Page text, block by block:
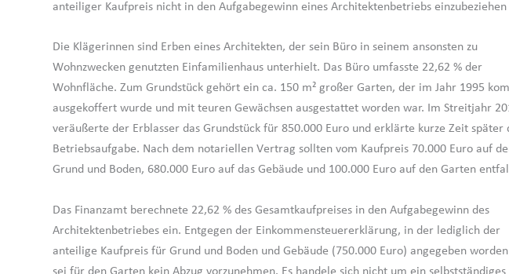
anteiliger Kaufpreis nicht in den Aufgabegewinn eines Architektenbetriebs einzubeziehen
Die Klägerinnen sind Erben eines Architekten, der sein Büro in seinem ansonsten zu
Wohnzwecken genutzten Einfamilienhaus unterhielt. Das Büro umfasste 22,62 % der
Wohnfläche. Zum Grundstück gehört ein ca. 150 m² großer Garten, der im Jahr 1995
ausgekoffert wurde und mit teuren Gewächsen ausgestattet worden war. Im Streitjahr
veräußerte der Erblasser das Grundstück für 850.000 Euro und erklärte kurze Zeit später
Betriebsaufgabe. Nach dem notariellen Vertrag sollten vom Kaufpreis 70.000 Euro auf
Grund und Boden, 680.000 Euro auf das Gebäude und 100.000 Euro auf den Garten
Das Finanzamt berechnete 22,62 % des Gesamtkaufpreises in den Aufgabegewinn des
Architektenbetriebes ein. Entgegen der Einkommensteuererklärung, in der lediglich der
anteilige Kaufpreis für Grund und Boden und Gebäude (750.000 Euro) angegeben
sei für den Garten kein Abzug vorzunehmen. Es handele sich nicht um ein selbstständiges